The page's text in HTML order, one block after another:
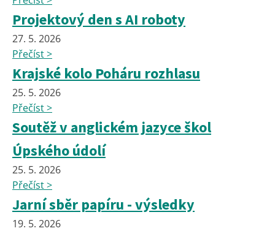
Projektový den s AI roboty
27. 5. 2026
Přečíst >
Krajské kolo Poháru rozhlasu
25. 5. 2026
Přečíst >
Soutěž v anglickém jazyce škol
Úpského údolí
25. 5. 2026
Přečíst >
Jarní sběr papíru - výsledky
19. 5. 2026